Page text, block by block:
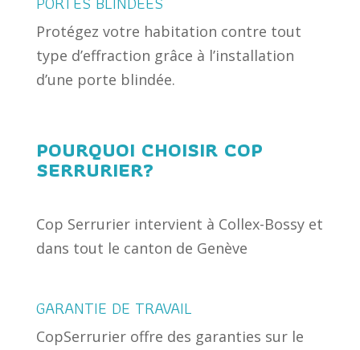
Protégez votre habitation contre tout
type d’effraction grâce à l’installation
d’une porte blindée.
POURQUOI CHOISIR COP
SERRURIER?
Cop Serrurier intervient à Collex-Bossy et
dans tout le canton de Genève
GARANTIE DE TRAVAIL
CopSerrurier offre des garanties sur le